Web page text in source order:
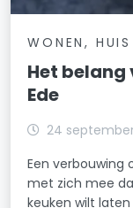
WONEN,
Het
Ede
24
Een verbouwing
met zich mee
keuken wilt